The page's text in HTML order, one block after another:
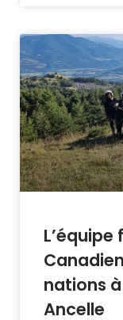
nations
Ancelle